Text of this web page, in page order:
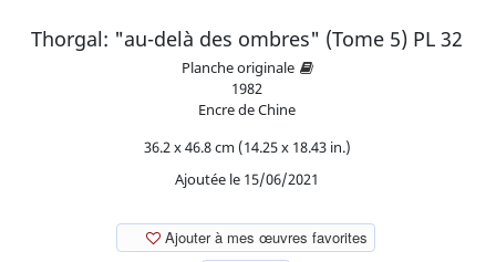
Thorgal: "au-delà des ombres" (Tome 5) PL 32
Planche originale
1982
Encre de Chine
36.2 x 46.8 cm (14.25 x 18.43 in.)
Ajoutée le 15/06/2021
Ajouter à mes œuvres favorites